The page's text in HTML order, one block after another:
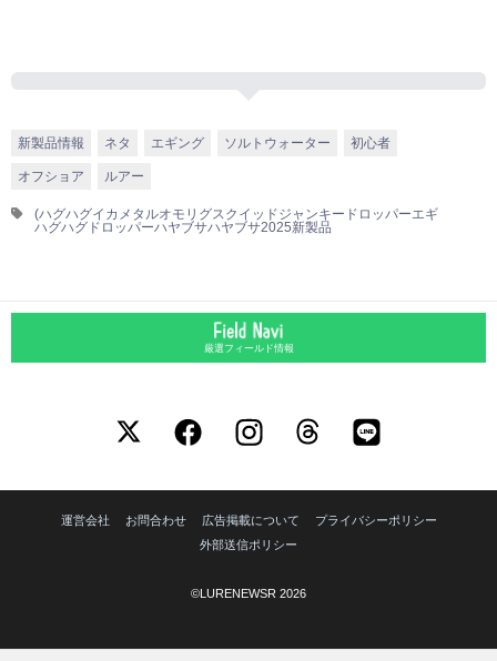
新製品情報 ネタ エギング ソルトウォーター 初心者
オフショア ルアー
(ハグハグイカメタルオモリグスクイッドジャンキー ドロッパーエギ
ハグハグドロッパーハヤブサハヤブサ2025新製品
厳選フィールド情報
運営会社 お問合わせ 広告掲載について
プライバシーポリシー
外部送信ポリシー
©LURENEWSR 2026